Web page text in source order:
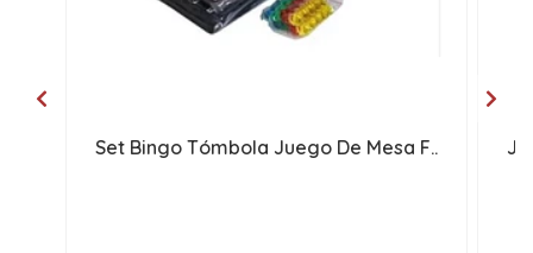
Set Bingo Tómbola Juego De Mesa F..